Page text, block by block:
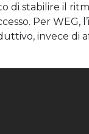
di stabilire il
Per WEG,
invece di